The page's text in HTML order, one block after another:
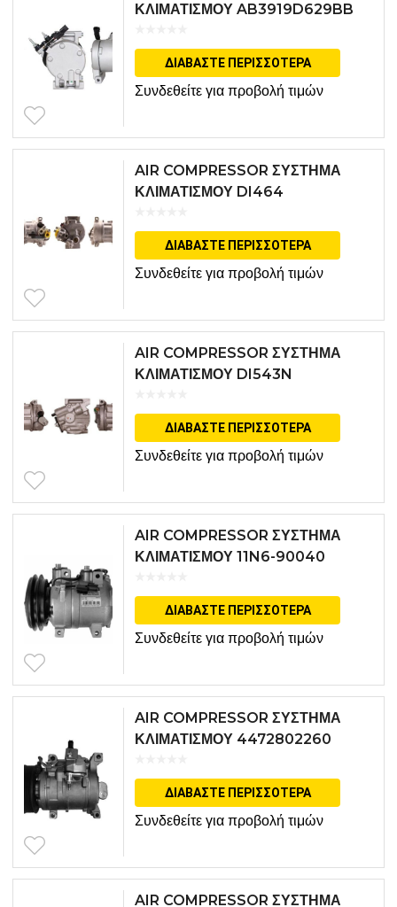
ΚΛΙΜΑΤΙΣΜΟΥ AB3919D629BB
ΔΙΑΒΆΣΤΕ ΠΕΡΙΣΣΌΤΕΡΑ
Συνδεθείτε για προβολή τιμών
AIR COMPRESSOR ΣΥΣΤΗΜΑ
ΚΛΙΜΑΤΙΣΜΟΥ DI464
ΔΙΑΒΆΣΤΕ ΠΕΡΙΣΣΌΤΕΡΑ
Συνδεθείτε για προβολή τιμών
AIR COMPRESSOR ΣΥΣΤΗΜΑ
ΚΛΙΜΑΤΙΣΜΟΥ DI543N
ΔΙΑΒΆΣΤΕ ΠΕΡΙΣΣΌΤΕΡΑ
Συνδεθείτε για προβολή τιμών
AIR COMPRESSOR ΣΥΣΤΗΜΑ
ΚΛΙΜΑΤΙΣΜΟΥ 11N6-90040
ΔΙΑΒΆΣΤΕ ΠΕΡΙΣΣΌΤΕΡΑ
Συνδεθείτε για προβολή τιμών
AIR COMPRESSOR ΣΥΣΤΗΜΑ
ΚΛΙΜΑΤΙΣΜΟΥ 4472802260
ΔΙΑΒΆΣΤΕ ΠΕΡΙΣΣΌΤΕΡΑ
Συνδεθείτε για προβολή τιμών
AIR COMPRESSOR ΣΥΣΤΗΜΑ